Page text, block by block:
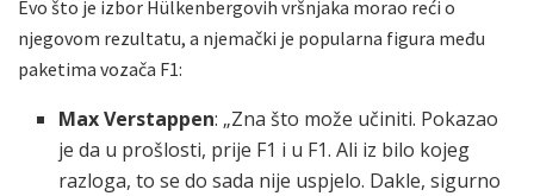
Evo što je izbor Hülkenbergovih vršnjaka morao reći o
njegovom rezultatu, a njemački je popularna figura među
paketima vozača F1:
Max Verstappen: „Zna što može učiniti. Pokazao
je da u prošlosti, prije F1 i u F1. Ali iz bilo kojeg
razloga, to se do sada nije uspjelo. Dakle, sigurno